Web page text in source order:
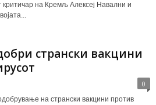
критичар на Кремљ Алексеј Навални и
странски вакцини
0
на странски вакцини против